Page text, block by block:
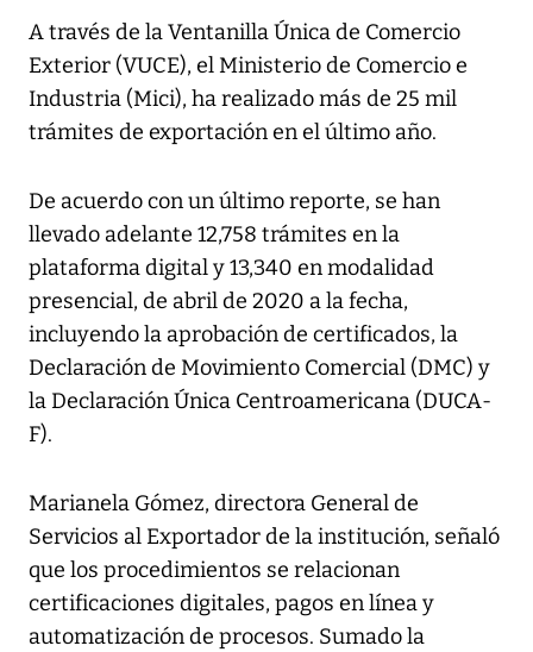
A través de la Ventanilla Única de Comercio
Exterior (VUCE), el Ministerio de Comercio e
Industria (Mici), ha realizado más de 25 mil
trámites de exportación en el último año.
De acuerdo con un último reporte, se han
llevado adelante 12,758 trámites en la
plataforma digital y 13,340 en modalidad
presencial, de abril de 2020 a la fecha,
incluyendo la aprobación de certificados, la
Declaración de Movimiento Comercial (DMC) y
la Declaración Única Centroamericana (DUCA-
F).
Marianela Gómez, directora General de
Servicios al Exportador de la institución, señaló
que los procedimientos se relacionan
certificaciones digitales, pagos en línea y
automatización de procesos. Sumado la